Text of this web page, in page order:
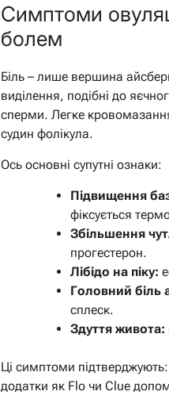
Симптоми
болем
Біль – лише вершина
виділення, подібні до
сперми. Легке
судин фолікула.
Ось основні супутні ознаки:
Підвищення
фіксується
Збільшення
прогестерон.
Лібідо на піку:
Головний біль
сплеск.
Здуття живота:
Ці симптоми
додатки як Flo чи Clue